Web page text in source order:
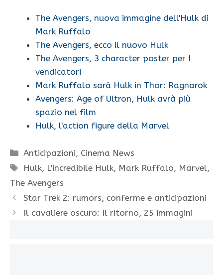
The Avengers, nuova immagine dell'Hulk di
Mark Ruffalo
The Avengers, ecco il nuovo Hulk
The Avengers, 3 character poster per I
vendicatori
Mark Ruffalo sarà Hulk in Thor: Ragnarok
Avengers: Age of Ultron, Hulk avrà più
spazio nel film
Hulk, l'action figure della Marvel
Categorie
Anticipazioni, Cinema News
Tag
Hulk, L'incredibile Hulk, Mark Ruffalo, Marvel,
The Avengers
Star Trek 2: rumors, conferme e anticipazioni
Il cavaliere oscuro: Il ritorno, 25 immagini